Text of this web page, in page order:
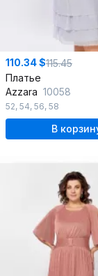
110.34 $115.45
Платье
Azzara 10058
52, 54, 56, 58
В